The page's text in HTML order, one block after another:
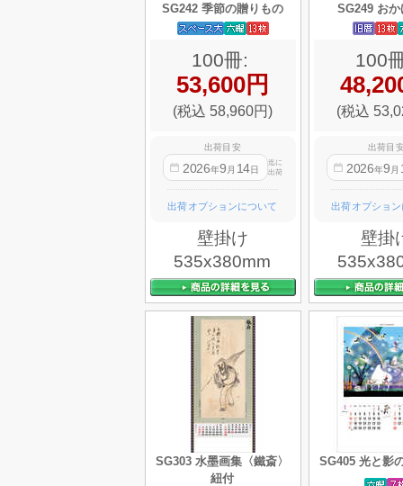
SG242 季節の贈りもの
100冊:
53,600円
(税込 58,960円)
出荷目安
2026年9 月 14日
迄に
出荷
出荷オプションについて
壁掛け
535x380mm
SG249 お
100
(税込
出荷目
2026年9 月
出荷オプショ
壁掛
SG303 水墨画集〈鐵斎〉
紐付
SG405 光と影